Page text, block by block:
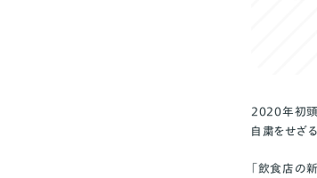
2020年初頭
自粛をせざ
「飲食店の